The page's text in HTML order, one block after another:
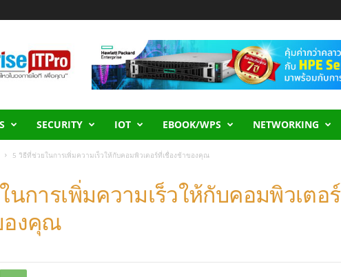
SECURITY IOT EBOOK/WPS NETWORKING
5 วิธีที่ช่วยในการเพิ่มความเร็วให้กับคอมพิวเตอร์ที่เชื่องช้าของคุณ
นการเพิ่มความเร็วให้กับคอมพิวเตอร์
องคุณ